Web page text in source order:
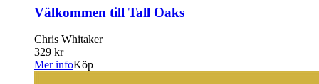
Välkommen till Tall Oaks
Chris Whitaker
329 kr
Mer infoKöp